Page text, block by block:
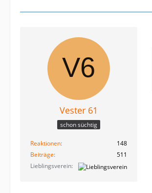
Vester 61
schon süchtig
Reaktionen
148
Beiträge
511
Lieblingsverein